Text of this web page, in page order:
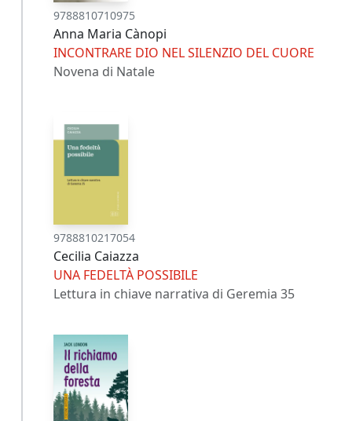
9788810710975
Anna Maria Cànopi
INCONTRARE DIO NEL SILENZIO DEL CUORE
Novena di Natale
9788810217054
Cecilia Caiazza
UNA FEDELTÀ POSSIBILE
Lettura in chiave narrativa di Geremia 35